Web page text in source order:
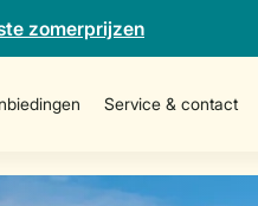
zomerprijzen
Service & contact